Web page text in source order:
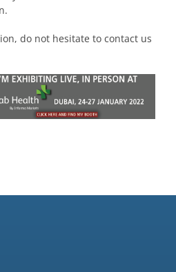
do not hesitate to contact us